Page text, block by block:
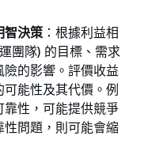
智決策 ：根據利益相
團隊) 的目標、需求
的影響。評價收益
能性及其代價。例
性，可能提供競爭
問題，則可能會縮